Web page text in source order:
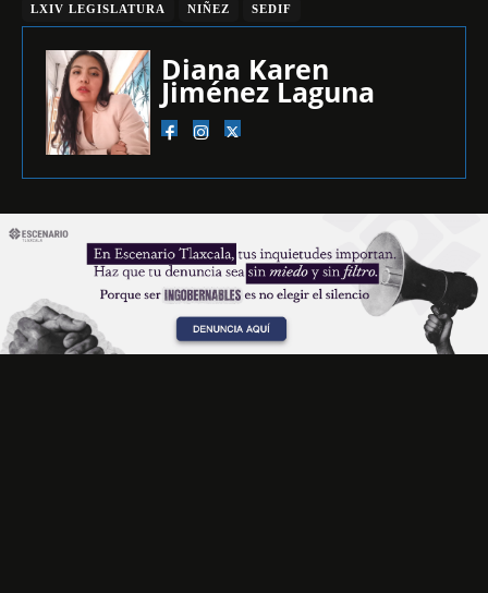
LXIV LEGISLATURA
NIÑEZ SEDIF
Diana Karen
Jiménez Laguna